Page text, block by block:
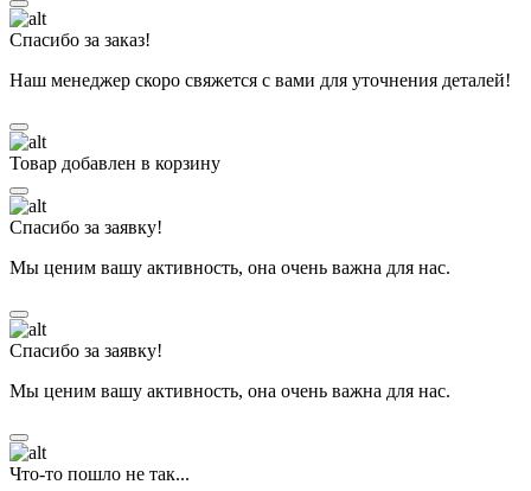
Спасибо за заказ!
Наш менеджер скоро свяжется с вами для уточнения деталей!
Товар добавлен в корзину
Спасибо за заявку!
Мы ценим вашу активность, она очень важна для нас.
Спасибо за заявку!
Мы ценим вашу активность, она очень важна для нас.
Что-то пошло не так...